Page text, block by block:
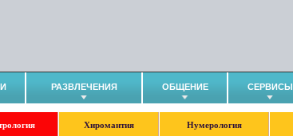
РАЗВЛЕЧЕНИЯ ОБЩЕНИЕ СЕРВИСЫ
Хиромантия Нумерология